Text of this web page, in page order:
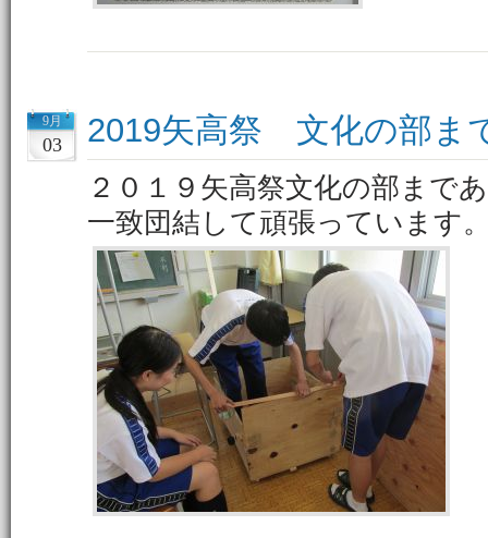
9月
03 2019矢高祭 文化の部ま
２０１９矢高祭文化の部まで
一致団結して頑張っています